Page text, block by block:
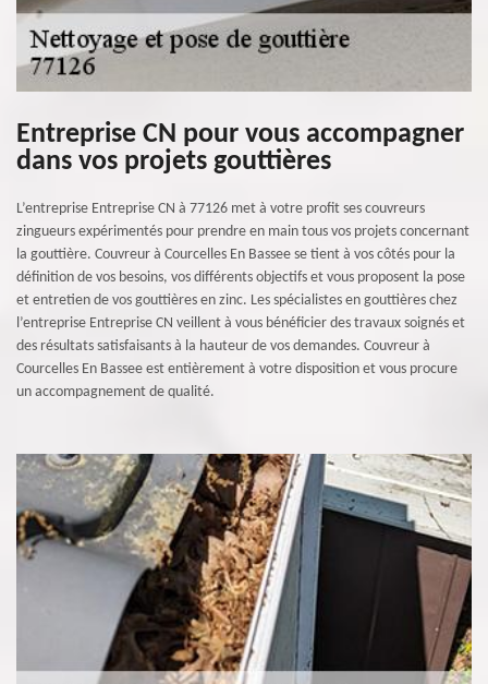
Entreprise CN pour vous accompagner
dans vos projets gouttières
L’entreprise Entreprise CN à 77126 met à votre profit ses couvreurs
zingueurs expérimentés pour prendre en main tous vos projets concernant
la gouttière. Couvreur à Courcelles En Bassee se tient à vos côtés pour la
définition de vos besoins, vos différents objectifs et vous proposent la pose
et entretien de vos gouttières en zinc. Les spécialistes en gouttières chez
l’entreprise Entreprise CN veillent à vous bénéficier des travaux soignés et
des résultats satisfaisants à la hauteur de vos demandes. Couvreur à
Courcelles En Bassee est entièrement à votre disposition et vous procure
un accompagnement de qualité.